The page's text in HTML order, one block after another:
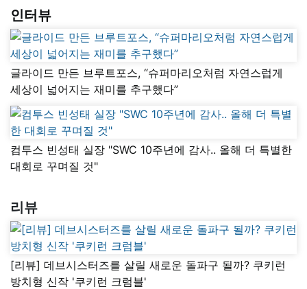
인터뷰
글라이드 만든 브루트포스, “슈퍼마리오처럼 자연스럽게
세상이 넓어지는 재미를 추구했다”
컴투스 빈성태 실장 "SWC 10주년에 감사.. 올해 더 특별한
대회로 꾸며질 것"
리뷰
[리뷰] 데브시스터즈를 살릴 새로운 돌파구 될까? 쿠키런
방치형 신작 '쿠키런 크럼블'